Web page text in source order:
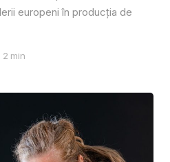
europeni în producția de
2 min